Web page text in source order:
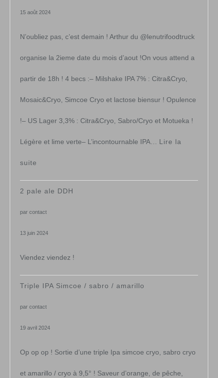
15 août 2024
N’oubliez pas, c’est demain ! Arthur du @lenutrifoodtruck
organise la 2ieme date du mois d’aout !On vous attend a
partir de 18h ! 4 becs :– Milshake IPA 7% : Citra&Cryo,
Mosaic&Cryo, Simcoe Cryo et lactose biensur ! Opulence
!– US Lager 3,3% : Citra&Cryo, Sabro/Cryo et Motueka !
Légère et lime verte– L’incontournable IPA… Lire la
suite
2ieme
2 pale ale DDH
par contact
13 juin 2024
Viendez viendez !
Triple IPA Simcoe / sabro / amarillo
par contact
19 avril 2024
Op op op ! Sortie d’une triple Ipa simcoe cryo, sabro cryo
et amarillo / cryo à 9,5° ! Saveur d’orange, de pêche,